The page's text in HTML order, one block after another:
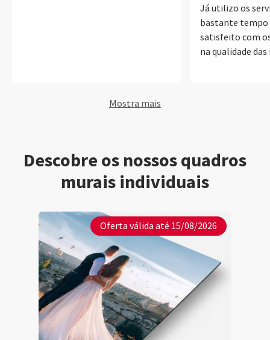
Já utilizo os
bastante tempo
satisfeito com
na qualidade
Mostra mais
Descobre os nossos quadros
murais individuais
Oferta válida até 15/08/2026